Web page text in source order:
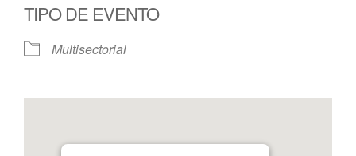
TIPO DE EVENTO
Multisectorial